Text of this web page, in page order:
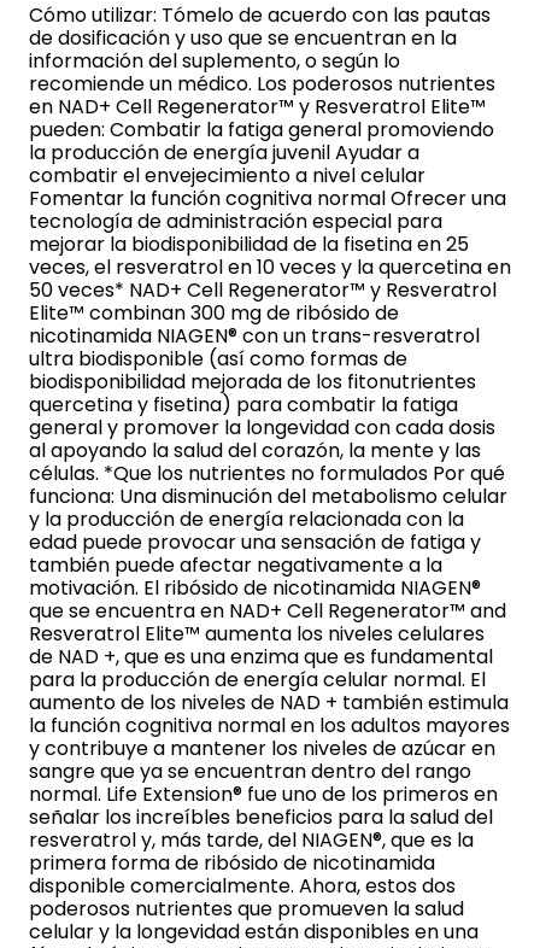
Cómo utilizar: Tómelo de acuerdo con las pautas
de dosificación y uso que se encuentran en la
información del suplemento, o según lo
recomiende un médico. Los poderosos nutrientes
en NAD+ Cell Regenerator™ y Resveratrol Elite™
pueden: Combatir la fatiga general promoviendo
la producción de energía juvenil Ayudar a
combatir el envejecimiento a nivel celular
Fomentar la función cognitiva normal Ofrecer una
tecnología de administración especial para
mejorar la biodisponibilidad de la fisetina en 25
veces, el resveratrol en 10 veces y la quercetina en
50 veces* NAD+ Cell Regenerator™ y Resveratrol
Elite™ combinan 300 mg de ribósido de
nicotinamida NIAGEN® con un trans-resveratrol
ultra biodisponible (así como formas de
biodisponibilidad mejorada de los fitonutrientes
quercetina y fisetina) para combatir la fatiga
general y promover la longevidad con cada dosis
al apoyando la salud del corazón, la mente y las
células. *Que los nutrientes no formulados Por qué
funciona: Una disminución del metabolismo celular
y la producción de energía relacionada con la
edad puede provocar una sensación de fatiga y
también puede afectar negativamente a la
motivación. El ribósido de nicotinamida NIAGEN®
que se encuentra en NAD+ Cell Regenerator™ and
Resveratrol Elite™ aumenta los niveles celulares
de NAD +, que es una enzima que es fundamental
para la producción de energía celular normal. El
aumento de los niveles de NAD + también estimula
la función cognitiva normal en los adultos mayores
y contribuye a mantener los niveles de azúcar en
sangre que ya se encuentran dentro del rango
normal. Life Extension® fue uno de los primeros en
señalar los increíbles beneficios para la salud del
resveratrol y, más tarde, del NIAGEN®, que es la
primera forma de ribósido de nicotinamida
disponible comercialmente. Ahora, estos dos
poderosos nutrientes que promueven la salud
celular y la longevidad están disponibles en una